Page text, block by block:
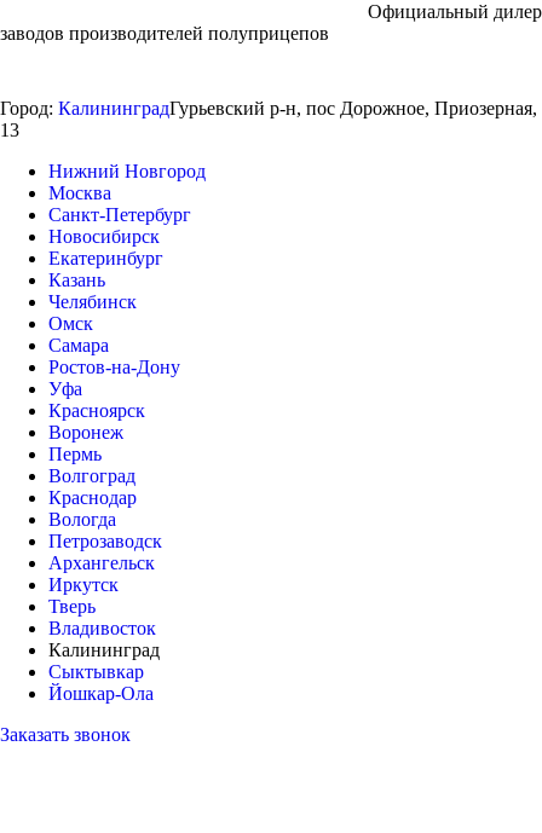
Официальный дилер
заводов производителей полуприцепов
Город: КалининградГурьевский р-н, пос Дорожное, Приозерная,
13
Нижний Новгород
Москва
Санкт-Петербург
Новосибирск
Екатеринбург
Казань
Челябинск
Омск
Самара
Ростов-на-Дону
Уфа
Красноярск
Воронеж
Пермь
Волгоград
Краснодар
Вологда
Петрозаводск
Архангельск
Иркутск
Тверь
Владивосток
Калининград
Сыктывкар
Йошкар-Ола
Заказать звонок